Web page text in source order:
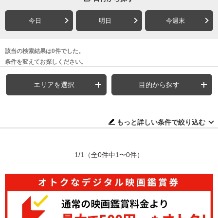
今日 明日 今週末
該当の検索結果は0件でした。
条件を変えてお探しください。
エリアを選択 目的から探す
もっと詳しい条件で絞り込む
1/1 （全0件中1〜0件）